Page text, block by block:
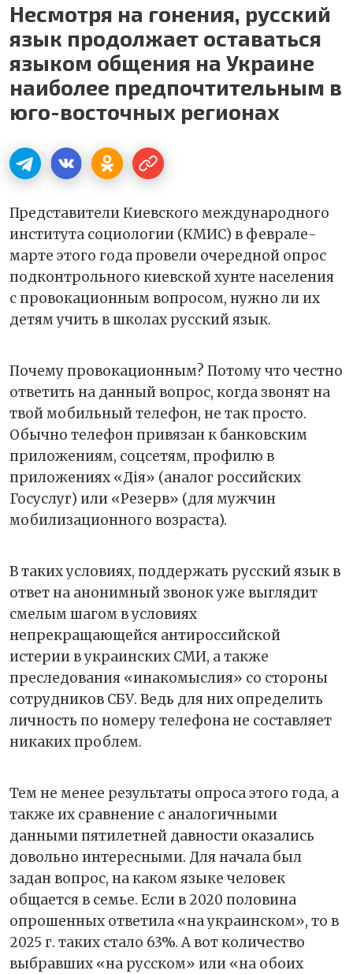
Несмотря на гонения, русский
язык продолжает оставаться
языком общения на Украине
наиболее предпочтительным в
юго-восточных регионах
Представители Киевского международного
института социологии (КМИС) в феврале-
марте этого года провели очередной опрос
подконтрольного киевской хунте населения
с провокационным вопросом, нужно ли их
детям учить в школах русский язык.
Почему провокационным? Потому что честно
ответить на данный вопрос, когда звонят на
твой мобильный телефон, не так просто.
Обычно телефон привязан к банковским
приложениям, соцсетям, профилю в
приложениях «Дія» (аналог российских
Госуслуг) или «Резерв» (для мужчин
мобилизационного возраста).
В таких условиях, поддержать русский язык в
ответ на анонимный звонок уже выглядит
смелым шагом в условиях
непрекращающейся антироссийской
истерии в украинских СМИ, а также
преследования «инакомыслия» со стороны
сотрудников СБУ. Ведь для них определить
личность по номеру телефона не составляет
никаких проблем.
Тем не менее результаты опроса этого года, а
также их сравнение с аналогичными
данными пятилетней давности оказались
довольно интересными. Для начала был
задан вопрос, на каком языке человек
общается в семье. Если в 2020 половина
опрошенных ответила «на украинском», то в
2025 г. таких стало 63%. А вот количество
выбравших «на русском» или «на обоих